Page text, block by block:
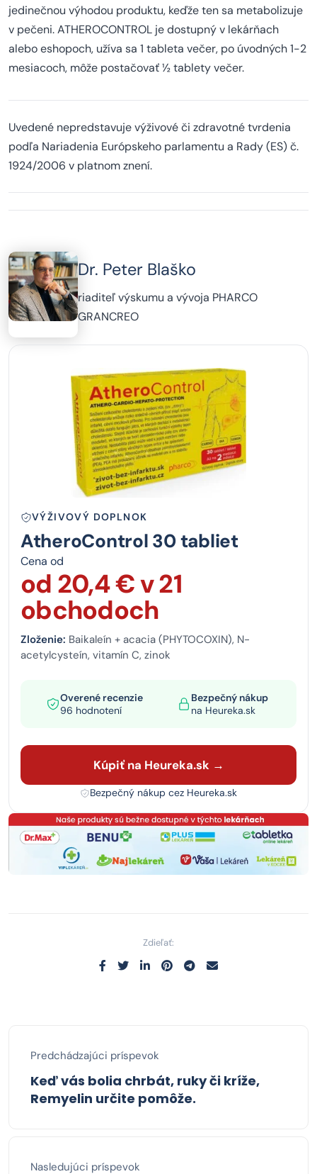
jedinečnou výhodou produktu, keďže ten sa metabolizuje
v pečeni. ATHEROCONTROL je dostupný v lekárňach
alebo eshopoch, užíva sa 1 tableta večer, po úvodných 1-2
mesiacoch, môže postačovať ½ tablety večer.
Uvedené nepredstavuje výživové či zdravotné tvrdenia
podľa Nariadenia Európskeho parlamentu a Rady (ES) č.
1924/2006 v platnom znení.
Dr. Peter Blaško
riaditeľ výskumu a vývoja PHARCO
GRANCREO
VÝŽIVOVÝ DOPLNOK
AtheroControl 30 tabliet
Cena od
od 20,4 € v 21
obchodoch
Zloženie: Baikaleín + acacia (PHYTOCOXIN), N-
acetylcysteín, vitamín C, zinok
Overené recenzie
96 hodnotení
Bezpečný nákup
na Heureka.sk
Kúpiť na Heureka.sk →
Bezpečný nákup cez Heureka.sk
Zdieľať:
Predchádzajúci príspevok
Keď vás bolia chrbát, ruky či kríže,
Remyelin určite pomôže.
Nasledujúci príspevok